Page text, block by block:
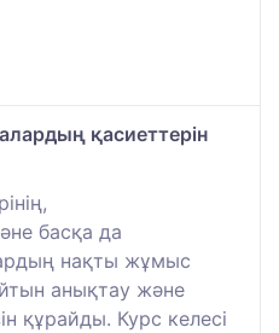
қасиеттерін
басқа да
нақты жұмыс
анықтау және
құрайды. Курс келесі